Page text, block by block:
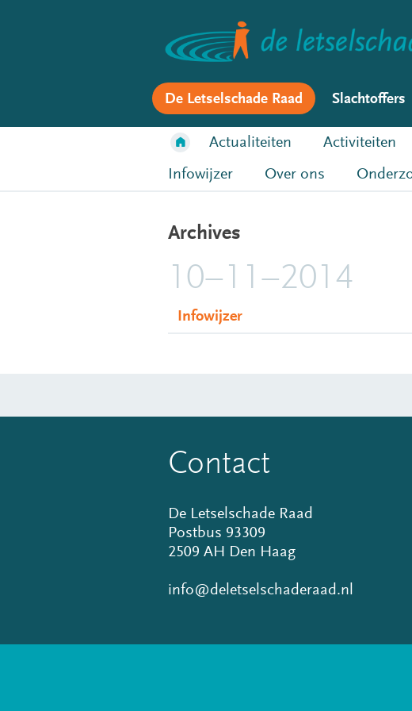
De Letselschade Raad Slachtoffers
Actualiteiten Activiteiten
Infowijzer
Over ons
Archives
10–11–2014
Infowijzer
Contact
De Letselschade Raad
Postbus 93309
2509 AH Den Haag
info@deletselschaderaad.nl